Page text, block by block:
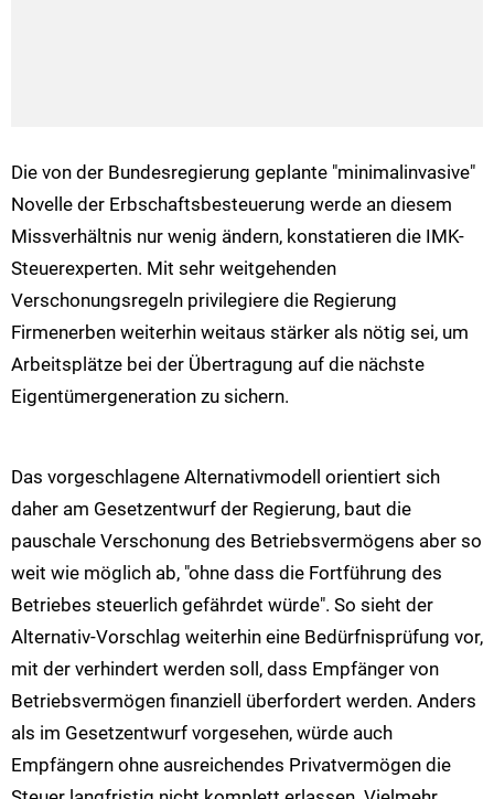
Die von der Bundesregierung geplante "minimalinvasive"
Novelle der Erbschaftsbesteuerung werde an diesem
Missverhältnis nur wenig ändern, konstatieren die IMK-
Steuerexperten. Mit sehr weitgehenden
Verschonungsregeln privilegiere die Regierung
Firmenerben weiterhin weitaus stärker als nötig sei, um
Arbeitsplätze bei der Übertragung auf die nächste
Eigentümergeneration zu sichern.
Das vorgeschlagene Alternativmodell orientiert sich
daher am Gesetzentwurf der Regierung, baut die
pauschale Verschonung des Betriebsvermögens aber so
weit wie möglich ab, "ohne dass die Fortführung des
Betriebes steuerlich gefährdet würde". So sieht der
Alternativ-Vorschlag weiterhin eine Bedürfnisprüfung vor,
mit der verhindert werden soll, dass Empfänger von
Betriebsvermögen finanziell überfordert werden. Anders
als im Gesetzentwurf vorgesehen, würde auch
Empfängern ohne ausreichendes Privatvermögen die